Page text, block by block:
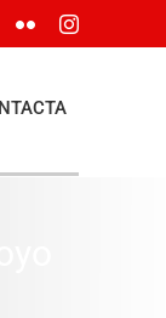
FlickrInstagram